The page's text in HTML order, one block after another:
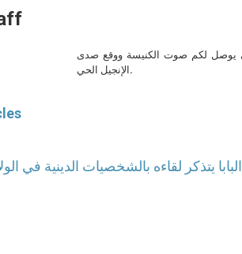
o
k
يوصل لكم صوت الكنيسة ووقع صدى
الإنجيل الحي.
البابا يتذكر لقاءه بالشخصيات الدينية في